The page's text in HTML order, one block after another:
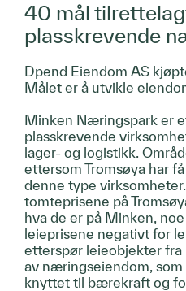
40 mål
plasskrevende
Dpend Eiendom AS
Målet er å utvikle
Minken Næringspark er
plasskrevende
lager- og logistikk.
ettersom Tromsøya har
denne type
tomteprisene på
hva de er på Minken,
leieprisene negativt for
etterspør leieobjekter
av næringseiendom,
knyttet til bærekraft og